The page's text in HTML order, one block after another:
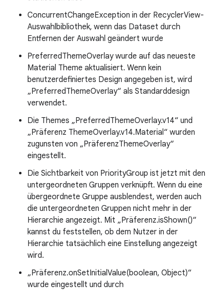
ConcurrentChangeException in der RecyclerView-
Auswahlbibliothek, wenn das Dataset durch
Entfernen der Auswahl geändert wurde
PreferredThemeOverlay wurde auf das neueste
Material Theme aktualisiert. Wenn kein
benutzerdefiniertes Design angegeben ist, wird
„PreferredThemeOverlay“ als Standarddesign
verwendet.
Die Themes „PreferredThemeOverlay.v14“ und
„Präferenz ThemeOverlay.v14.Material“ wurden
zugunsten von „PräferenzThemeOverlay“
eingestellt.
Die Sichtbarkeit von PriorityGroup ist jetzt mit den
untergeordneten Gruppen verknüpft. Wenn du eine
übergeordnete Gruppe ausblendest, werden auch
die untergeordneten Gruppen nicht mehr in der
Hierarchie angezeigt. Mit „Präferenz.isShown()“
kannst du feststellen, ob dem Nutzer in der
Hierarchie tatsächlich eine Einstellung angezeigt
wird.
„Präferenz.onSetInitialValue(boolean, Object)“
wurde eingestellt und durch